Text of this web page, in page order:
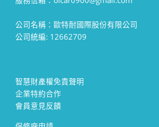
公司名稱：歐特耐國際股份有限公司
公司統編: 12662709
智慧財產權免責聲明
企業特約合作
會員意見反饋